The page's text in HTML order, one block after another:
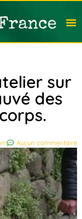
sur
des
Aucun commentaire